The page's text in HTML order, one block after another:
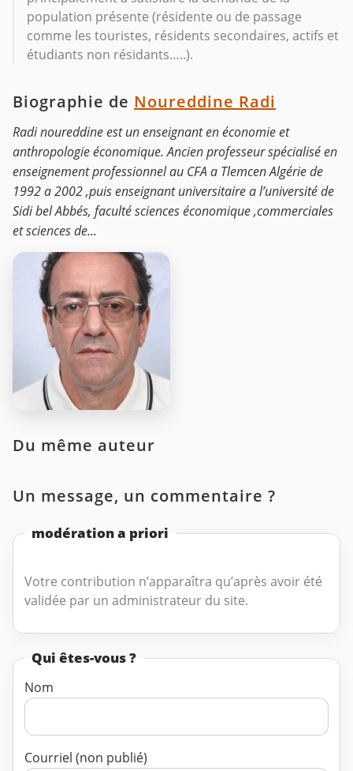
population présente (résidente ou de passage
comme les touristes, résidents secondaires, actifs et
étudiants non résidants…..).
Biographie de Noureddine Radi
Radi noureddine est un enseignant en économie et
anthropologie économique. Ancien professeur spécialisé en
enseignement professionnel au CFA a Tlemcen Algérie de
1992 a 2002 ,puis enseignant universitaire a l’université de
Sidi bel Abbés, faculté sciences économique ,commerciales
et sciences de...
Du même auteur
Un message, un commentaire ?
modération a priori
Votre contribution n’apparaîtra qu’après avoir été
validée par un administrateur du site.
Qui êtes-vous ?
Nom
Courriel (non publié)